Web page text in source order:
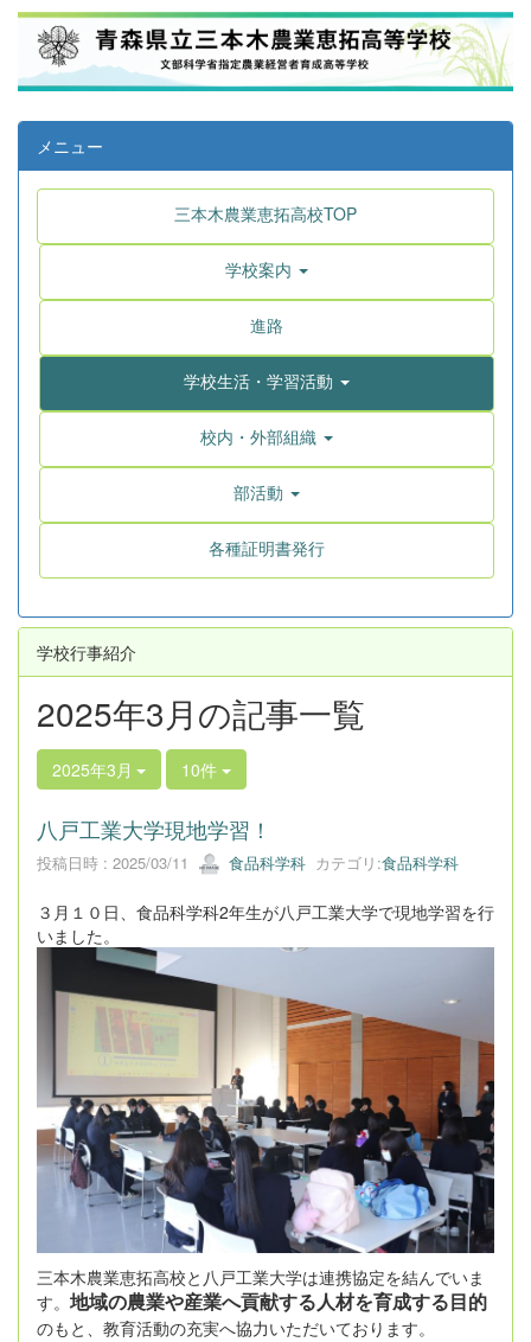
メニュー
三本木農業恵拓高校TOP
学校案内
進路
学校生活・学習活動
校内・外部組織
部活動
各種証明書発行
学校行事紹介
2025年3月の記事一覧
2025年3月 10件
八戸工業大学現地学習！
投稿日時 : 2025/03/11 食品科学科 カテゴリ:食品科学科
３月１０日、食品科学科2年生が八戸工業大学で現地学習を行
いました。
三本木農業恵拓高校と八戸工業大学は連携協定を結んでいま
す。 地域の農業や産業へ貢献する人材を育成する目的
のもと、教育活動の充実へ協力いただいております。